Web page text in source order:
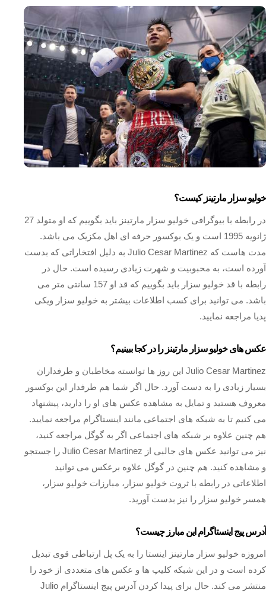
خولیو سزار مارتینز کیست؟
در رابطه با بیوگرافی خولیو سزار مارتینز باید بگوییم که او متولد 27
ژانویه 1995 است و یک بوکسور حرفه‌ ای اهل مکزیک می باشد.
مدت هاست که Julio Cesar Martinez به دلیل افتخاراتی که بدست
آورده است، به محبوبیت و شهرت زیادی رسیده است. حال در
رابطه با قد خولیو سزار باید بگوییم که قد او 157 سانتی متر می
باشد. می توانید برای کسب اطلاعات بیشتر به خولیو سزار ویکی
پدیا مراجعه نمایید.
عکس های خولیو سزار مارتینز را در کجا ببینیم؟
Julio Cesar Martinez این روز ها توانسته مخاطبان و طرفداران
بسیار زیادی را به دست آورد. حال اگر شما هم طرفدار این بوکسور
معروف هستید و تمایل به مشاهده عکس های او را دارید، پیشنهاد
می‌ کنیم تا به شبکه‌ های اجتماعی مانند اینستاگرام مراجعه نمایید.
هم چنین علاوه بر شبکه‌ های اجتماعی اگر به گوگل مراجعه کنید،
نیز می‌ توانید عکس های جالبی از Julio Cesar Martinez را جستجو
و مشاهده کنید. هم چنین در گوگل علاوه برعکس می توانید
اطلاعاتی در رابطه با ثروت خولیو سزار، مبارزات خولیو سزار،
همسر خولیو سزار را نیز بدست آورید.
آدرس پیج اینستاگرام این مبارز چیست؟
امروزه خولیو سزار مارتینز اینستا را به یک پل ارتباطی قوی تبدیل
کرده است و در این شبکه‌ کلیپ ها و عکس های متعددی از خود را
منتشر می‌ کند. حال برای پیدا کردن آدرس پیج اینستاگرام Julio